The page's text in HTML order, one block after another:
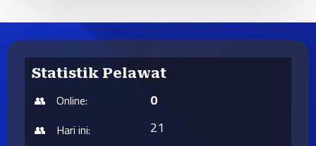
Statistik Pelawat
Online:
Hari ini:
0
21